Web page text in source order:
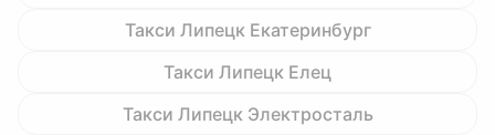
Такси Липецк Екатеринбург
Такси Липецк Елец
Такси Липецк Электросталь